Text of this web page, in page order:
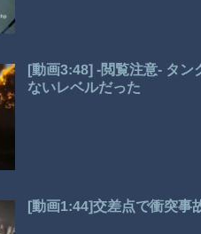
[動画3:48] -閲覧注意- タン
ないレベルだった
[動画1:44]交差点で衝突事